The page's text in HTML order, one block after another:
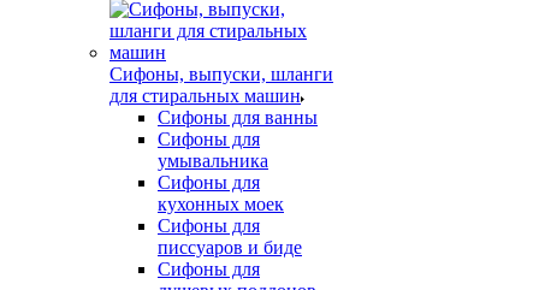
Сифоны, выпуски, шланги
для стиральных машин
Сифоны для ванны
Сифоны для
умывальника
Сифоны для
кухонных моек
Сифоны для
писсуаров и биде
Сифоны для